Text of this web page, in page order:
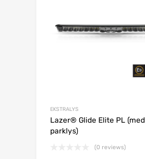
EKSTRALYS
Lazer® Glide Elite PL (med
parklys)
(0 reviews)